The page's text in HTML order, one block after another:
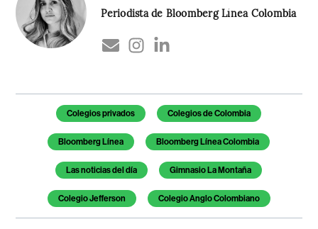
Periodista de Bloomberg Línea Colombia
Temas de este artículo
Colegios privados Colegios de Colombia
Bloomberg Línea Bloomberg Línea Colombia
Las noticias del día Gimnasio La Montaña
Colegio Jefferson Colegio Anglo Colombiano